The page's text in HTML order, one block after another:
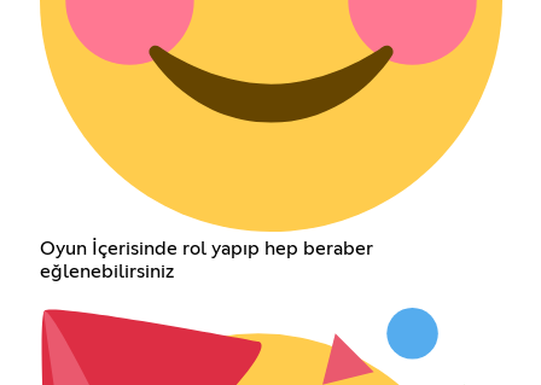
Oyun İçerisinde rol yapıp hep beraber
eğlenebilirsiniz